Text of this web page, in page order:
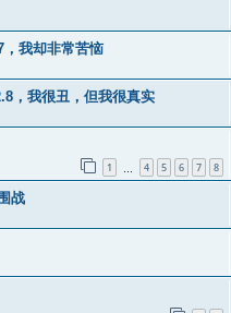
，我却非常苦恼
，我很丑，但我很真实
1 4 5 6 7 8
战